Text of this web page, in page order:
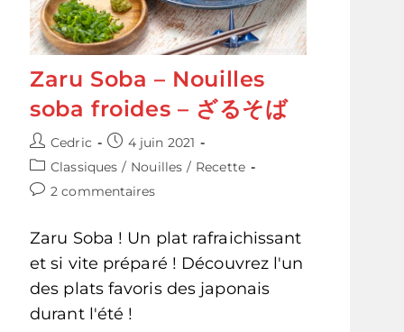
Zaru Soba – Nouilles
soba froides – ざるそば
Auteur/autrice
de
la
publication :
Cedric
Publication
publiée :
4 juin 2021
Post
category:
Classiques / Nouilles / Recette
Commentaires
publication :
2 commentaires
Zaru Soba ! Un plat rafraichissant
et si vite préparé ! Découvrez l'un
des plats favoris des japonais
durant l'été !